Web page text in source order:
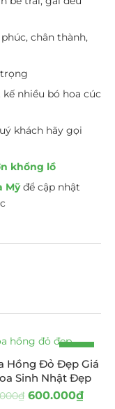
chân thành,
nhiều bó hoa cúc
khách hãy gọi
khổng lồ
Mỹđể cập nhật
-22%
Hồng Đỏ Đẹp Giá
Sinh Nhật Đẹp
₫ 600.000₫